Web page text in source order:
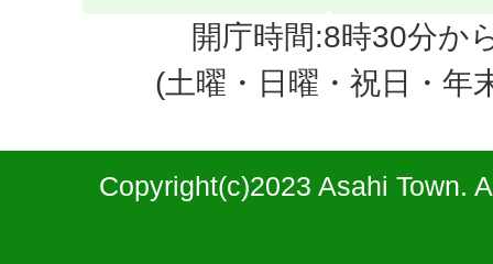
開庁時間:8時30分か
(土曜・日曜・祝日・年
Copyright(c)2023 Asahi Town.